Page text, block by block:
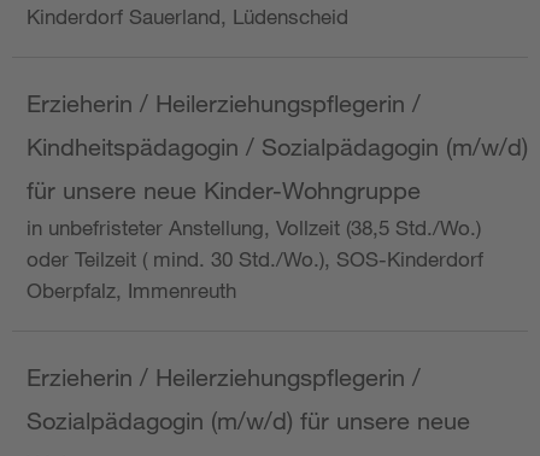
Kinderdorf Sauerland, Lüdenscheid
Erzieherin / Heilerziehungspflegerin /
Kindheitspädagogin / Sozialpädagogin (m/w/d)
für unsere neue Kinder-Wohngruppe
in unbefristeter Anstellung, Vollzeit (38,5 Std./Wo.)
oder Teilzeit ( mind. 30 Std./Wo.), SOS-Kinderdorf
Oberpfalz, Immenreuth
Erzieherin / Heilerziehungspflegerin /
Sozialpädagogin (m/w/d) für unsere neue